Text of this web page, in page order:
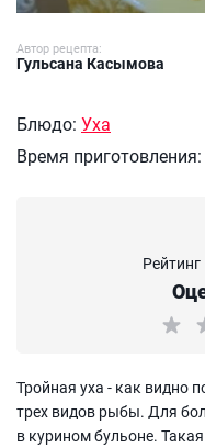
Автор рецепта:
Гульсана Касымова
Блюдо: Уха
Время приготовления:
Тройная уха - как видно
трех видов рыбы. Для
в курином бульоне. Такая